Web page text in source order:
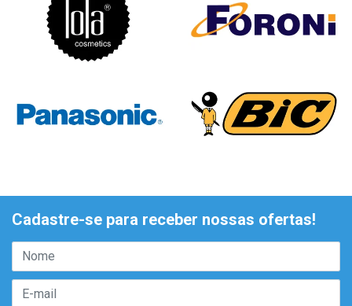
Cadastre-se para receber nossas ofertas!